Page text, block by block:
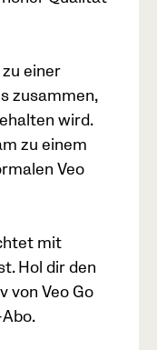
einer
zusammen,
wird.
zu einem
Veo
mit
Hol dir den
von Veo Go